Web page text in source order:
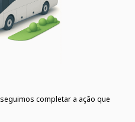
completar a ação que